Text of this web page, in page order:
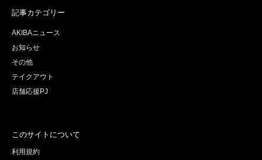
記事カテゴリー
AKIBAニュース
お知らせ
その他
テイクアウト
店舗応援PJ
このサイトについて
利用規約